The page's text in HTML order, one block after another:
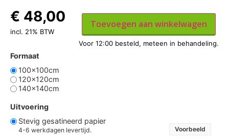
Formaat
100x100cm
120x120cm
140x140cm
Uitvoering
Stevig gesatineerd papier
4-6 werkdagen levertijd. Voorbeeld
€ 48,00
incl. 21% BTW
Toevoegen aan winkelwagen